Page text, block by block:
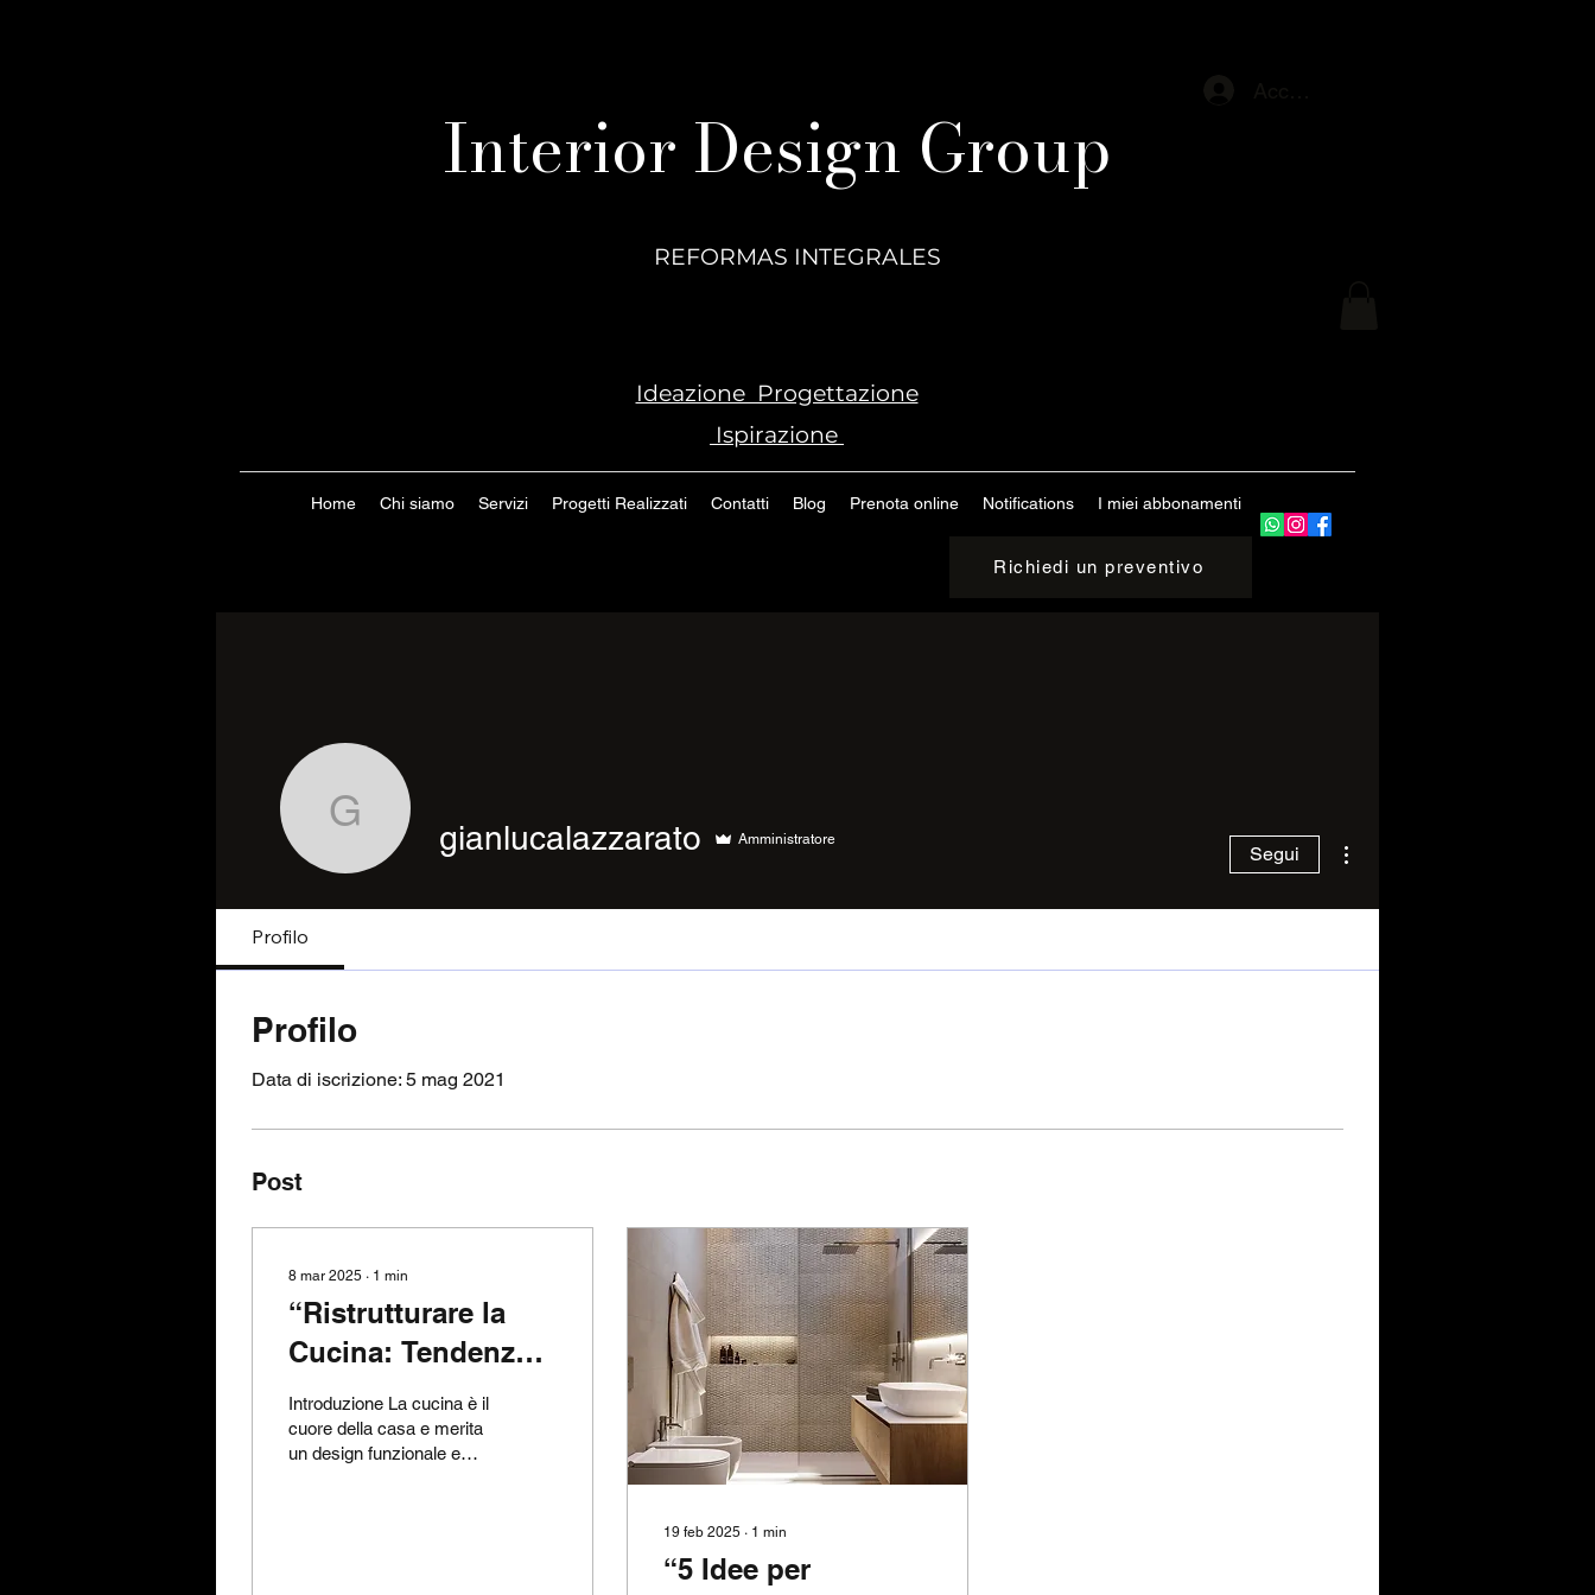
Interior Design Group
REFORMAS INTEGRALES
Ideazione Progettazione
Ispirazione
Home Chi siamo Servizi Progetti Realizzati Contatti Blog Prenota online Notifications I miei abbonamenti
Richiedi un preventivo
gianlucalazzarato
gianlucalazzarato Amministratore
Segui
Profilo
Profilo
Data di iscrizione: 5 mag 2021
Post
8 mar 2025 ∙ 1 min
“Ristrutturare la
Cucina: Tendenze e
Consigli per il
2025”
Introduzione La cucina è il
cuore della casa e merita
un design funzionale e
19 feb 2025 ∙ 1 min
“5 Idee per